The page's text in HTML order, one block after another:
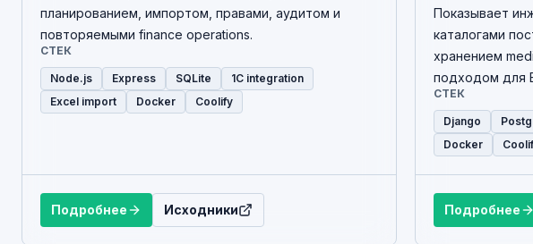
планированием, импортом, правами, аудитом и
повторяемыми finance operations.
СТЕК
Node.js Express SQLite
1C integration
Excel import
Docker Coolify
Подробнее Исходники
Показывает
каталогами
хранением
подходом для
СТЕК
Django
Docker
Подробнее